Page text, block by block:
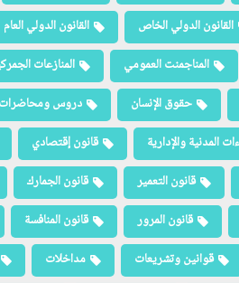
القانون الدولي الخاص القانون الدولي العام
المناجمنت العمومي المنازعات
حقوق الإنسان دروس ومحاضرات
المدنية والإدارية قانون إقتصادي
قانون التعمير قانون الجمارك
قانون المرور قانون المنافسة
قوانين وتشريعات مداخلات